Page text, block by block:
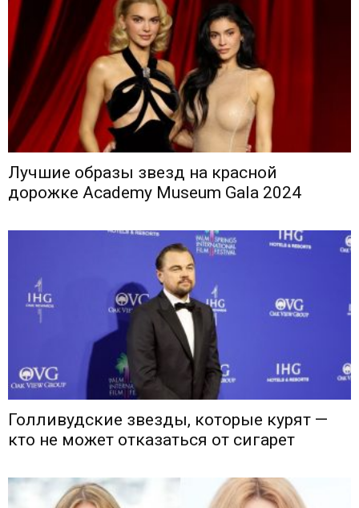
Лучшие образы звезд на красной
дорожке Academy Museum Gala 2024
Голливудские звезды, которые курят —
кто не может отказаться от сигарет